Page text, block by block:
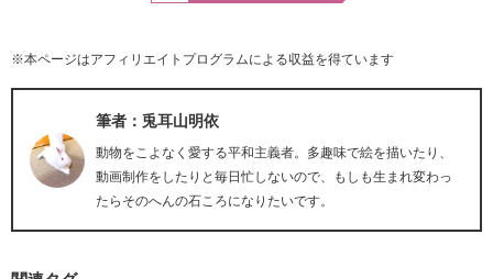
※本ページはアフィリエイトプログラムによる収益を得ています
筆者：兎耳山明依
動物をこよなく愛する平和主義者。多趣味で絵を描いたり、
動画制作をしたりと毎日忙しないので、もしも生まれ変わっ
たらそのへんの石ころになりたいです。